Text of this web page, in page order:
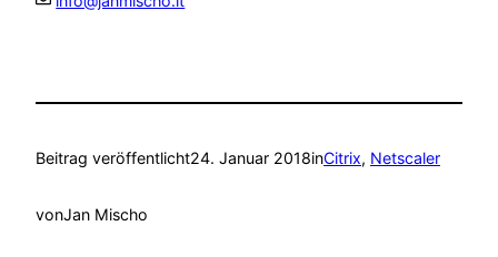
Beitrag veröffentlicht24. Januar 2018inCitrix, Netscaler
vonJan Mischo